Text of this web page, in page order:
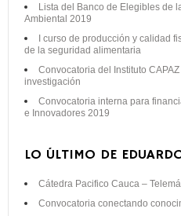
Lista del Banco de Elegibles de
Ambiental 2019
I curso de producción y calidad
de la seguridad alimentaria
Convocatoria del Instituto
investigación
Convocatoria interna para
e Innovadores 2019
LO ÚLTIMO DE
Cátedra Pacifico Cauca –
Convocatoria conectando